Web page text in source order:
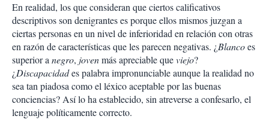
En realidad, los que consideran que ciertos calificativos
descriptivos son denigrantes es porque ellos mismos juzgan a
ciertas personas en un nivel de inferioridad en relación con otras
en razón de características que les parecen negativas. ¿Blancoes
superior a negro, jovenmás apreciable queviejo?
¿Discapacidades palabra impronunciable aunque la realidad no
sea tan piadosa como el léxico aceptable por las buenas
conciencias? Así lo ha establecido, sin atreverse a confesarlo, el
lenguaje políticamente correcto.